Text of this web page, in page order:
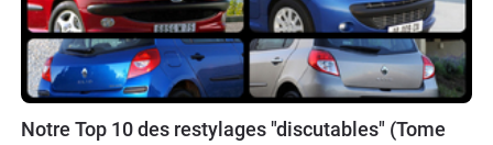
Notre Top 10 des restylages "discutables" (Tome